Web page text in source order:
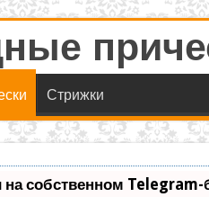
Стрижки
на собственном Telegram-